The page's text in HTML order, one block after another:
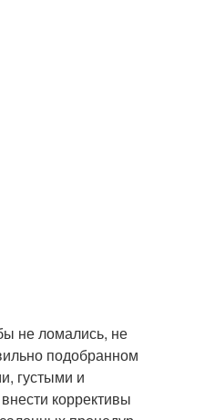
не ломались, не
подобранном
густыми и
коррективы